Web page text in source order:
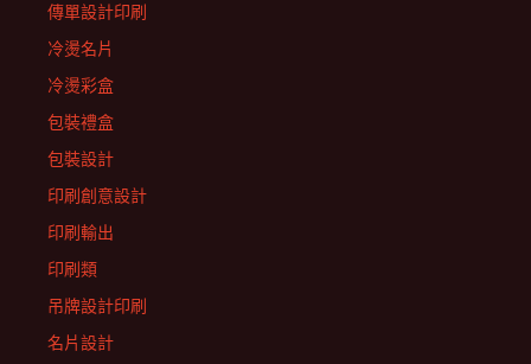
傳單設計印刷
冷燙名片
冷燙彩盒
包裝禮盒
包裝設計
印刷創意設計
印刷輸出
印刷類
吊牌設計印刷
名片設計